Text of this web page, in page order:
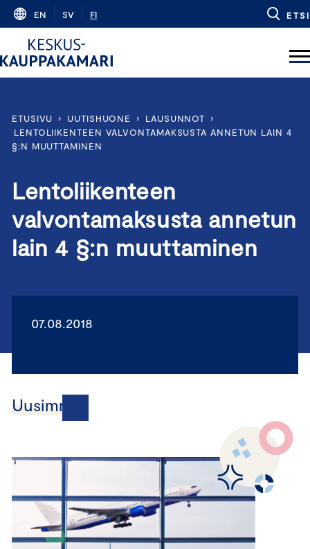
Skip
content
EN SV FI ETSI
ETUSIVU › UUTISHUONE › LAUSUNNOT
›
LENTOLIIKENTEEN VALVONTAMAKSUSTA ANNETUN LAIN 4
§:N MUUTTAMINEN
Lentoliikenteen
valvontamaksusta annetun
lain 4 §:n muuttaminen
07.08.2018
Uusimmat